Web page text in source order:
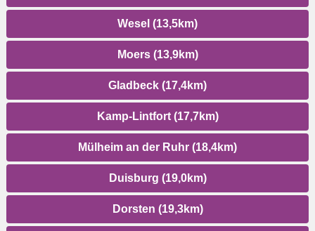
Wesel (13,5km)
Moers (13,9km)
Gladbeck (17,4km)
Kamp-Lintfort (17,7km)
Mülheim an der Ruhr (18,4km)
Duisburg (19,0km)
Dorsten (19,3km)